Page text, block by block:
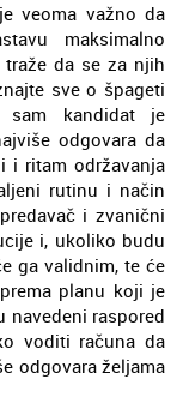
veoma važno da
maksimalno
da se za njih
sve o špageti
sam kandidat je
odgovara da
i ritam održavanja
rutinu i način
i zvanični
i, ukoliko budu
ga validnim, te će
planu koji je
navedeni raspored
voditi računa da
odgovara željama